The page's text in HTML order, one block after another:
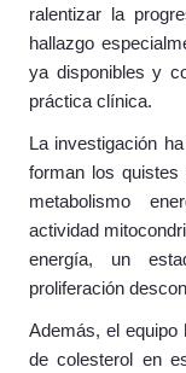
ralentizar la
hallazgo
ya disponibles y
práctica clínica.
La investigación
forman los quistes
metabolismo
actividad
energía, un
proliferación
Además, el equipo
de colesterol en